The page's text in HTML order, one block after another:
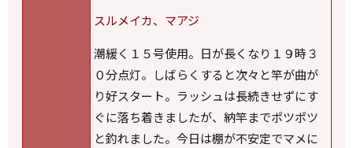
スルメイカ、マアジ
潮緩く１５号使用。日が長くなり１９時３
０分点灯。しばらくすると次々と竿が曲が
り好スタート。ラッシュは長続きせずにす
ぐに落ち着きましたが、納竿までポツポツ
と釣れました。今日は棚が不安定でマメに